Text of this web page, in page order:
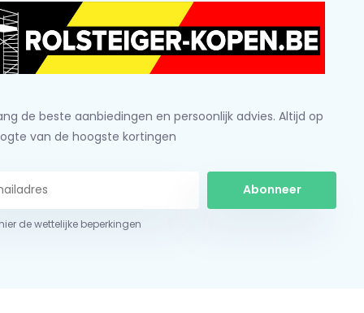
de beste aanbiedingen en persoonlijk advies. Altijd op
van de hoogste kortingen
Abonneer
de wettelijke beperkingen